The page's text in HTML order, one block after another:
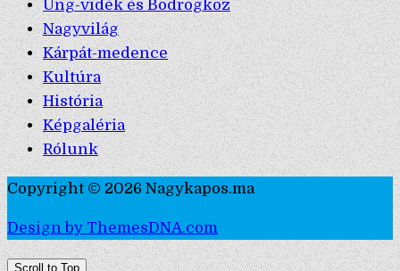
Ung-vidék és Bodrogköz
Nagyvilág
Kárpát-medence
Kultúra
História
Képgaléria
Rólunk
Copyright © 2026 Nagykapos.ma
Design by ThemesDNA.com
Scroll to Top